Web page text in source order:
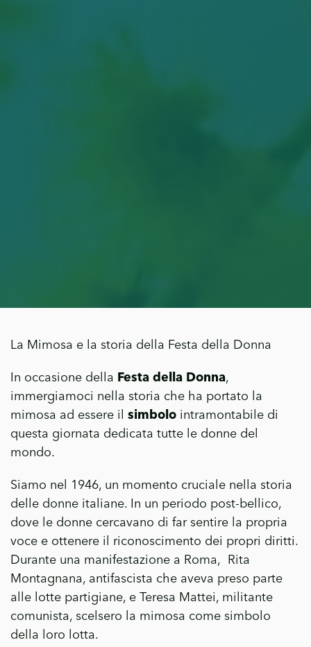
La Mimosa e la storia della Festa della Donna
In occasione della Festa della Donna,
immergiamoci nella storia che ha portato la
mimosa ad essere il simbolointramontabile di
questa giornata dedicata tutte le donne del
mondo.
Siamo nel 1946, un momento cruciale nella storia
delle donne italiane. In un periodo post-bellico,
dove le donne cercavano di far sentire la propria
voce e ottenere il riconoscimento dei propri diritti.
Durante una manifestazione a Roma, Rita
Montagnana, antifascista che aveva preso parte
alle lotte partigiane, e Teresa Mattei, militante
comunista, scelsero la mimosa come simbolo
della loro lotta.